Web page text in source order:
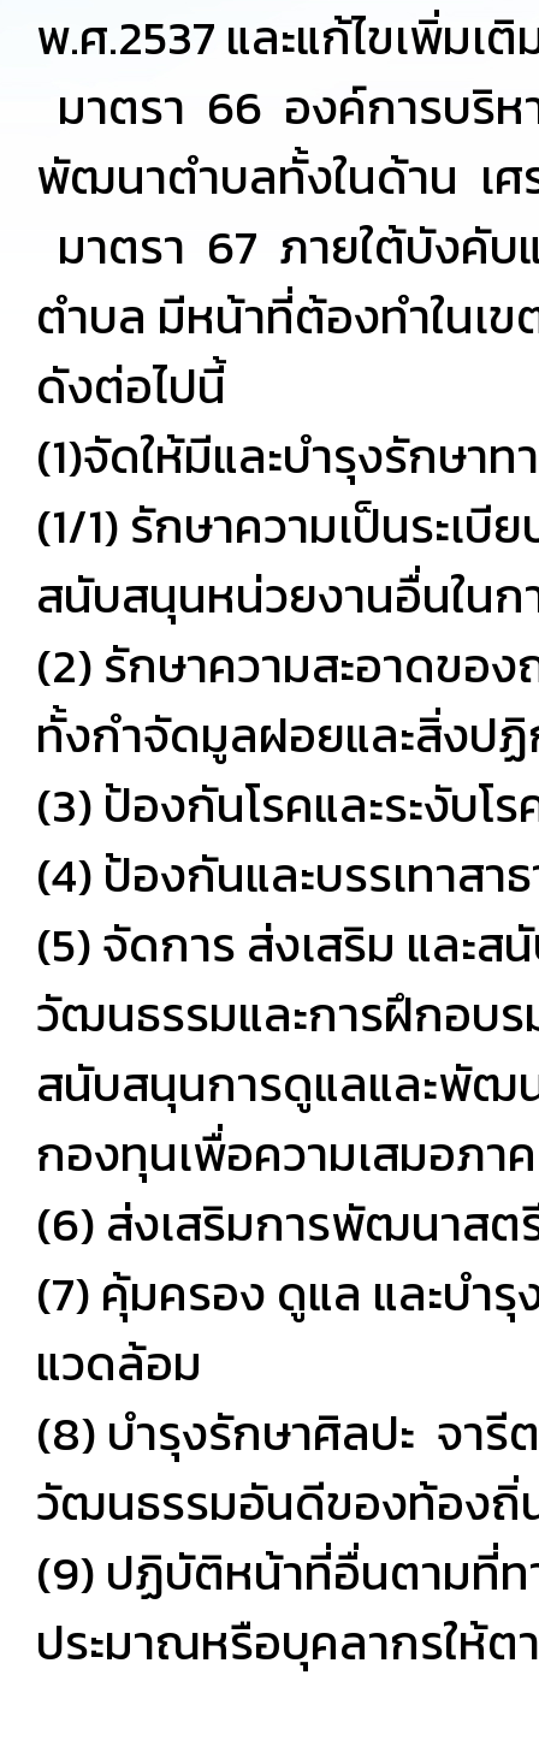
พ.ศ.2537 และแก้ไขเพิ่มเ
มาตรา 66 องค์การบริห
พัฒนาตำบลทั้งในด้าน เ
มาตรา 67 ภายใต้บังคั
ตำบล มีหน้าที่ต้องทำในเ
ดังต่อไปนี้
(1)จัดให้มีและบำรุงรักษา
(1/1) รักษาความเป็นระเ
สนับสนุนหน่วยงานอื่นใน
(2) รักษาความสะอาดขอ
ทั้งกำจัดมูลฝอยและสิ่งป
(3) ป้องกันโรคและระงับโ
(4) ป้องกันและบรรเทาส
(5) จัดการ ส่งเสริม และ
วัฒนธรรมและการฝึกอบร
สนับสนุนการดูแลและพัฒ
กองทุนเพื่อความเสมอภา
(6) ส่งเสริมการพัฒนาสต
(7) คุ้มครอง ดูแล และบำ
แวดล้อม
(8) บำรุงรักษาศิลปะ จ
วัฒนธรรมอันดีของท้องถิ่
(9) ปฏิบัติหน้าที่อื่นตามที่ท
ประมาณหรือบุคลากรให้ต